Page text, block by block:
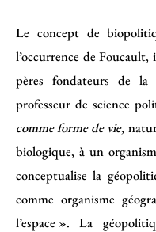
Le concept de
l’occurrence de
pères fondateurs de
professeur de science
comme forme de vie,
biologique, à un
conceptualise la
comme organisme
l’espace ». La